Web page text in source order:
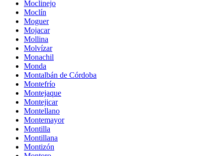
Moclinejo
Moclín
Moguer
Mojacar
Mollina
Molvízar
Monachil
Monda
Montalbán de Córdoba
Montefrío
Montejaque
Montejicar
Montellano
Montemayor
Montilla
Montillana
Montizón